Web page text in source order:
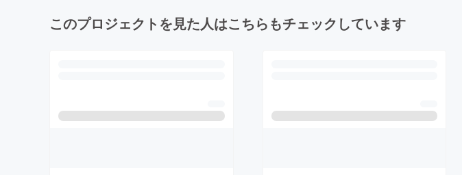
このプロジェクトを見た人はこちらもチェックしています